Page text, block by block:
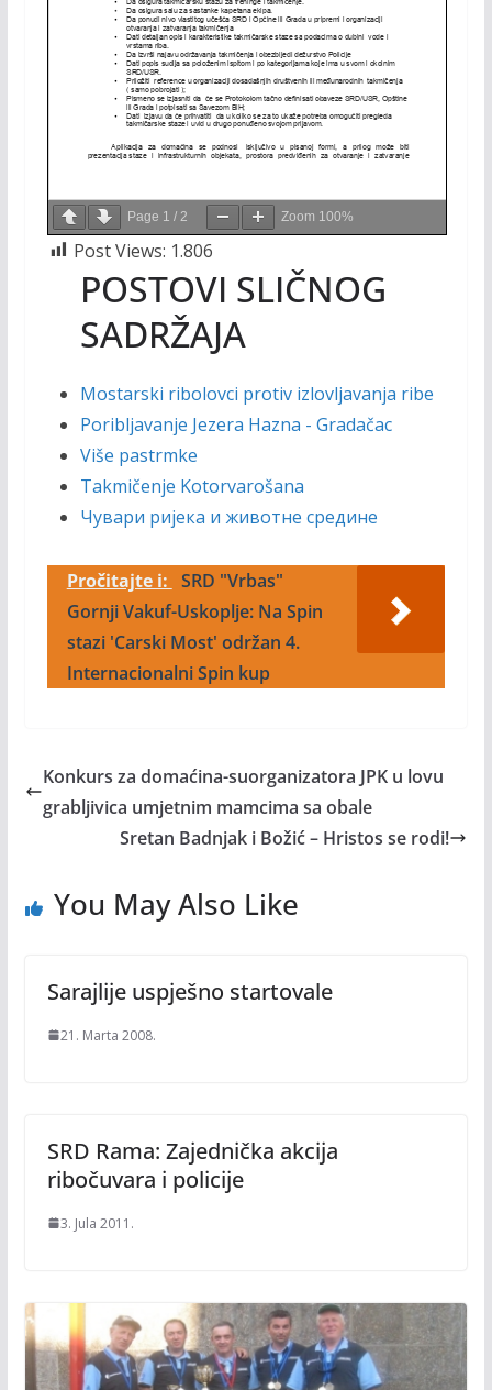
Page 1 / 2 Zoom 100%
Post Views: 1.806
POSTOVI SLIČNOG
SADRŽAJA
Mostarski ribolovci protiv izlovljavanja ribe
Poribljavanje Jezera Hazna - Gradačac
Više pastrmke
Takmičenje Kotorvarošana
Чувари ријека и животне средине
Pročitajte i: SRD "Vrbas"
Gornji Vakuf-Uskoplje: Na Spin
stazi 'Carski Most' održan 4.
Internacionalni Spin kup
Konkurs za domaćina-suorganizatora JPK u lovu
grabljivica umjetnim mamcima sa obale
Sretan Badnjak i Božić – Hristos se rodi!
You May Also Like
Sarajlije uspješno startovale
21. Marta 2008.
SRD Rama: Zajednička akcija
ribočuvara i policije
3. Jula 2011.